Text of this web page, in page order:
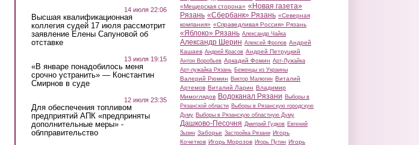
14 июля 22:06
Высшая квалификационная
коллегия судей 17 июля рассмотрит
заявление Елены Сапуновой об
отставке
13 июля 19:15
«В январе понадобилось меня
срочно устранить» — Константин
Смирнов в суде
12 июля 23:35
Для обеспечения топливом
предприятий АПК «предприняты
дополнительные меры» -
облправительство
«Мещерская сторона» «Новая газета»
Рязань «Сбербанк» Рязань «Северная
компания» «Справедливая Россия» Рязань
«Яблоко» Рязань Александр Чайка
Александр Шерин Алексей Фролов Андрей
Кашаев Андрей Красов Андрей Петруцкий
Антон Воробьев Аркадий Фомин Арт-Лужайка
Арт-лужайка Рязань Беженцы из Украины
Валерий Рюмин Виктор Малюгин Виталий
Артемов Виталий Ларин Владимир
Мимоглядов Водоканал Рязани Выборы в
Рязанской области Выборы в Рязанскую городскую
Думу Выборы в Рязанскую областную Думу
Дашково-Песочня Дмитрий Гудков Евгений
Зызин Заборье Застройка Рязани Игорь
Кочетков Игорь Морозов Игорь Путин Игорь